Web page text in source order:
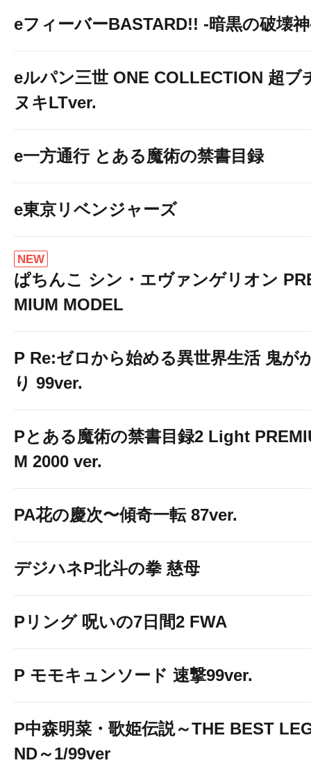
eフィーバーBASTARD!! -暗黒の破壊
eルパン三世 ONE COLLECTION 超ブ
ヌキLTver.
e一方通行 とある魔術の禁書目録
e東京リベンジャーズ
NEW
ぱちんこ シン・エヴァンゲリオン
MIUM MODEL
P Re:ゼロから始める異世界生活 鬼が
り 99ver.
Pとある魔術の禁書目録2 Light
M 2000 ver.
PA花の慶次〜傾奇一転 87ver.
デジハネP北斗の拳 慈母
Pリング 呪いの7日間2 FWA
P モモキュンソード 速撃99ver.
P中森明菜・歌姫伝説～THE BEST
ND～1/99ver